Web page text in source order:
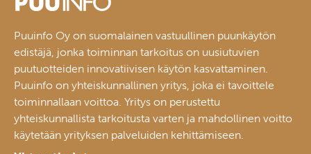
Puuinfo Oy on suomalainen vastuullinen puunkäytön
edistäjä, jonka toiminnan tarkoitus on uusiutuvien
puutuotteiden innovatiivisen käytön kasvattaminen.
Puuinfo on yhteiskunnallinen yritys, joka ei tavoittele
toiminnallaan voittoa. Yritys on perustettu
yhteiskunnallista tarkoitusta varten ja mahdollinen voitto
käytetään yrityksen palveluiden kehittämiseen.